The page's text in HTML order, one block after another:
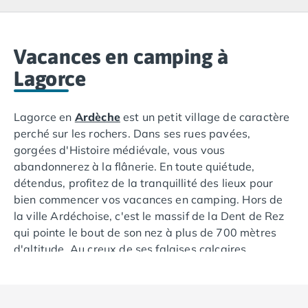
Camping Les Landes
Camping Biscarrosse
Camping Capbreton
Camping Messanges
Camping Moliets et Maa
Camping Sanguinet
Camping Seignosse
Camping Vieux Boucau les Bains
Camping Pyrénées Atlantiques
Camping Bayonne
Camping Biarritz
Camping Bidart
Vacances en camping à
Lagorce
Lagorce en Ardècheest un petit village de caractère
perché sur les rochers. Dans ses rues pavées,
gorgées d'Histoire médiévale, vous vous
abandonnerez à la flânerie. En toute quiétude,
détendus, profitez de la tranquillité des lieux pour
bien commencer vos vacances en camping. Hors de
la ville Ardéchoise, c'est le massif de la Dent de Rez
qui pointe le bout de son nez à plus de 700 mètres
d'altitude. Au creux de ses falaises calcaires